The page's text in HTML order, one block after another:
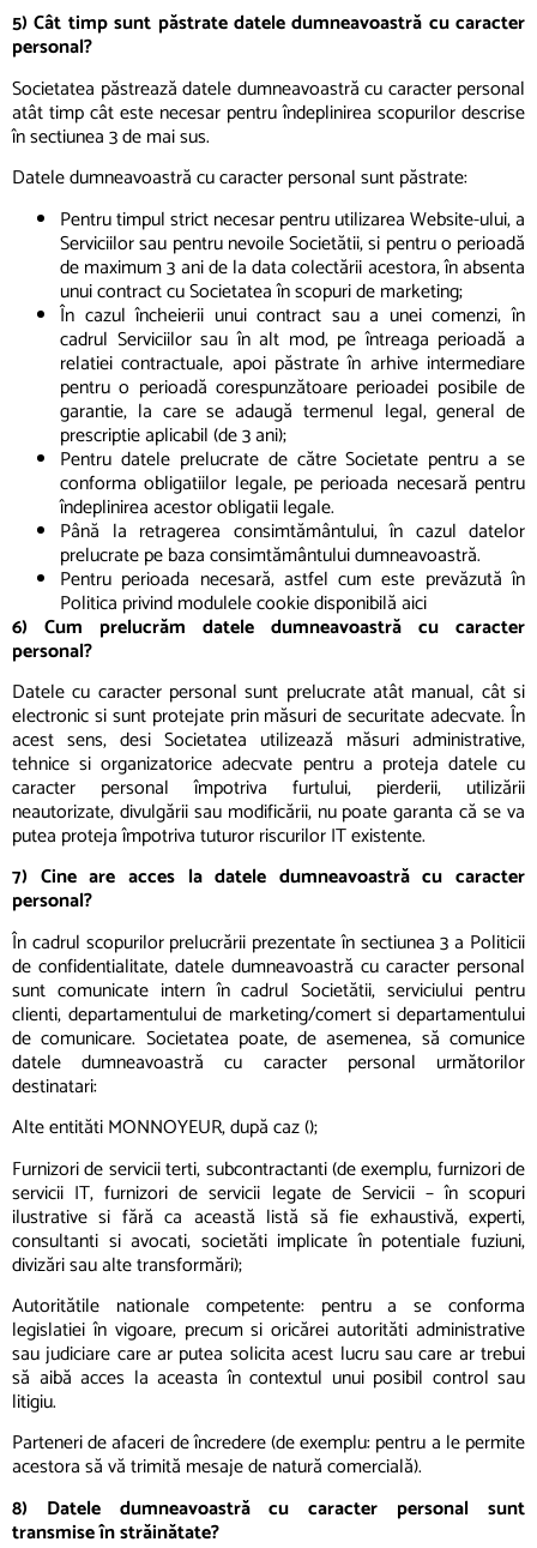
5) Cât timp sunt păstrate datele dumneavoastră cu caracter
personal?
Societatea păstrează datele dumneavoastră cu caracter personal
atât timp cât este necesar pentru îndeplinirea scopurilor descrise
în sectiunea 3 de mai sus.
Datele dumneavoastră cu caracter personal sunt păstrate:
Pentru timpul strict necesar pentru utilizarea Website-ului, a
Serviciilor sau pentru nevoile Societătii, si pentru o perioadă
de maximum 3 ani de la data colectării acestora, în absenta
unui contract cu Societatea în scopuri de marketing;
În cazul încheierii unui contract sau a unei comenzi, în
cadrul Serviciilor sau în alt mod, pe întreaga perioadă a
relatiei contractuale, apoi păstrate în arhive intermediare
pentru o perioadă corespunzătoare perioadei posibile de
garantie, la care se adaugă termenul legal, general de
prescriptie aplicabil (de 3 ani);
Pentru datele prelucrate de către Societate pentru a se
conforma obligatiilor legale, pe perioada necesară pentru
îndeplinirea acestor obligatii legale.
Până la retragerea consimtământului, în cazul datelor
prelucrate pe baza consimtământului dumneavoastră.
Pentru perioada necesară, astfel cum este prevăzută în
Politica privind modulele cookie disponibilă aici
6) Cum prelucrăm datele dumneavoastră cu caracter
personal?
Datele cu caracter personal sunt prelucrate atât manual, cât si
electronic si sunt protejate prin măsuri de securitate adecvate. În
acest sens, desi Societatea utilizează măsuri administrative,
tehnice si organizatorice adecvate pentru a proteja datele cu
caracter personal împotriva furtului, pierderii, utilizării
neautorizate, divulgării sau modificării, nu poate garanta că se va
putea proteja împotriva tuturor riscurilor IT existente.
7) Cine are acces la datele dumneavoastră cu caracter
personal?
În cadrul scopurilor prelucrării prezentate în sectiunea 3 a Politicii
de confidentialitate, datele dumneavoastră cu caracter personal
sunt comunicate intern în cadrul Societătii, serviciului pentru
clienti, departamentului de marketing/comert si departamentului
de comunicare. Societatea poate, de asemenea, să comunice
datele dumneavoastră cu caracter personal următorilor
destinatari:
Alte entităti MONNOYEUR, după caz ();
Furnizori de servicii terti, subcontractanti (de exemplu, furnizori de
servicii IT, furnizori de servicii legate de Servicii – în scopuri
ilustrative si fără ca această listă să fie exhaustivă, experti,
consultanti si avocati, societăti implicate în potentiale fuziuni,
divizări sau alte transformări);
Autoritătile nationale competente: pentru a se conforma
legislatiei în vigoare, precum si oricărei autorităti administrative
sau judiciare care ar putea solicita acest lucru sau care ar trebui
să aibă acces la aceasta în contextul unui posibil control sau
litigiu.
Parteneri de afaceri de încredere (de exemplu: pentru a le permite
acestora să vă trimită mesaje de natură comercială).
8) Datele dumneavoastră cu caracter personal sunt
transmise în străinătate?